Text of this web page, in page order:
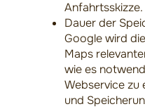
Anfahrtsskizze.
Dauer der
Google wird
Maps
wie es
Webservice zu
und